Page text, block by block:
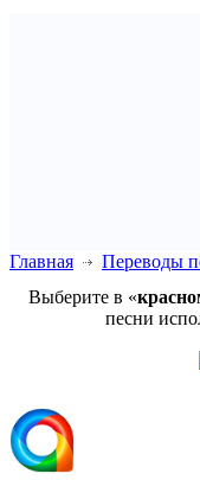
Главная Переводы
Выберите в «
песни